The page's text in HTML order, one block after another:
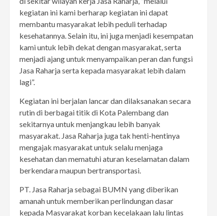
kegiatan ini kami berharap kegiatan ini dapat
membantu masyarakat lebih peduli terhadap
kesehatannya. Selain itu, ini juga menjadi kesempatan
kami untuk lebih dekat dengan masyarakat, serta
menjadi ajang untuk menyampaikan peran dan fungsi
Jasa Raharja serta kepada masyarakat lebih dalam
lagi”.
Kegiatan ini berjalan lancar dan dilaksanakan secara
rutin di berbagai titik di Kota Palembang dan
sekitarnya untuk menjangkau lebih banyak
masyarakat. Jasa Raharja juga tak henti-hentinya
mengajak masyarakat untuk selalu menjaga
kesehatan dan mematuhi aturan keselamatan dalam
berkendara maupun bertransportasi.
PT. Jasa Raharja sebagai BUMN yang diberikan
amanah untuk memberikan perlindungan dasar
kepada Masyarakat korban kecelakaan lalu lintas